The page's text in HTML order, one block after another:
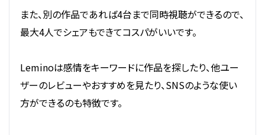
また、別の作品であれば4台まで同時視聴ができるので、
最大4人でシェアもできてコスパがいいです。
Leminoは感情をキーワードに作品を探したり、他ユー
ザーのレビューやおすすめを見たり、SNSのような使い
方ができるのも特徴です。